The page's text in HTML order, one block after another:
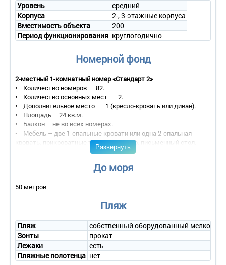
Уровень
средний
Корпуса
2-, 3-этажные корпуса
Вместимость объекта
200
Период функционирования круглогодично
Номерной фонд
2-местный 1-комнатный номер «Стандарт 2»
• Количество номеров – 82.
• Количество основных мест – 2.
• Дополнительное место – 1 (кресло-кровать или диван).
• Площадь – 24 кв.м.
• Балкон – не во всех номерах.
• Мебель – две 1-спальные кровати или одна 2-спальная
кровать, прикроватные тумбочки, шкаф, письменный стол,
• Покрытие пола – ковровое покрытие.
• Сервис:
- смена белья – 1 раз в 7 дней;
2-местный 2-комнатный номер «Люкс»
• Количество основных мест – 2.
• Дополнительное место – 2 (кресло-кровать или диван).
• Площадь – 50 кв.м.
Развернуть
До моря
50 метров
Пляж
Пляж
собственный оборудованный мелко-
Зонты
прокат
Лежаки
есть
Пляжные полотенца нет